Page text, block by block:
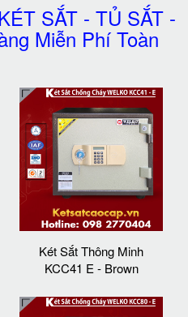
SẮT - TỦ SẮT -
Miễn Phí Toàn
Két Sắt Thông Minh
KCC41 E - Brown